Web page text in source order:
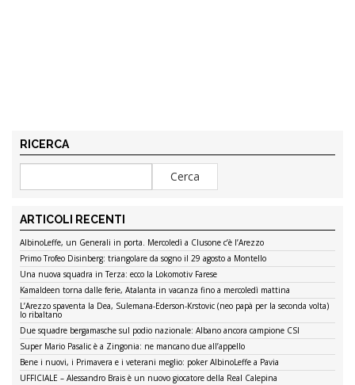
RICERCA
ARTICOLI RECENTI
AlbinoLeffe, un Generali in porta. Mercoledì a Clusone c’è l’Arezzo
Primo Trofeo Disinberg: triangolare da sogno il 29 agosto a Montello
Una nuova squadra in Terza: ecco la Lokomotiv Farese
Kamaldeen torna dalle ferie, Atalanta in vacanza fino a mercoledì mattina
L’Arezzo spaventa la Dea, Sulemana-Ederson-Krstovic (neo papà per la seconda volta)
lo ribaltano
Due squadre bergamasche sul podio nazionale: Albano ancora campione CSI
Super Mario Pasalic è a Zingonia: ne mancano due all’appello
Bene i nuovi, i Primavera e i veterani meglio: poker AlbinoLeffe a Pavia
UFFICIALE – Alessandro Brais è un nuovo giocatore della Real Calepina